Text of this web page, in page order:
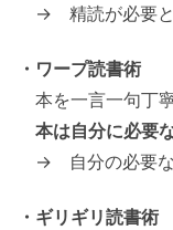
→ 精読が必要と
・ワープ読書術
本を一言一句丁
本は自分に必要
→ 自分の必要な
・ギリギリ読書術